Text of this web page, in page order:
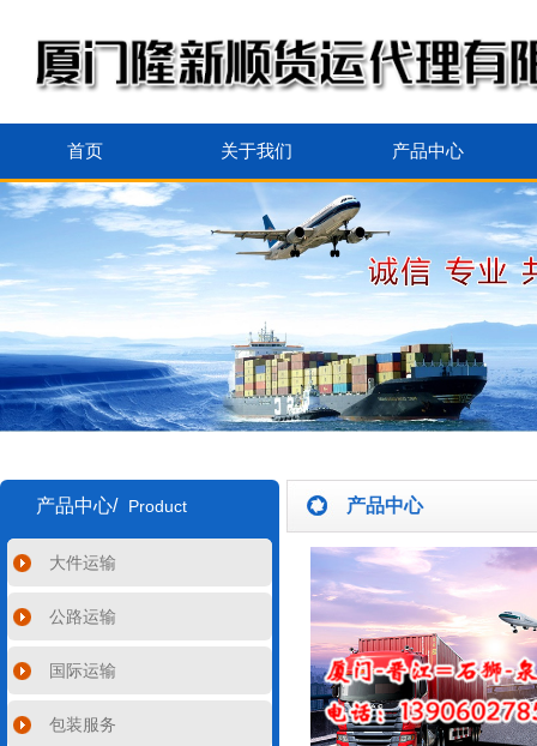
首页 关于我们 产品中心
产品中心/ Product
大件运输
公路运输
国际运输
包装服务
产品中心